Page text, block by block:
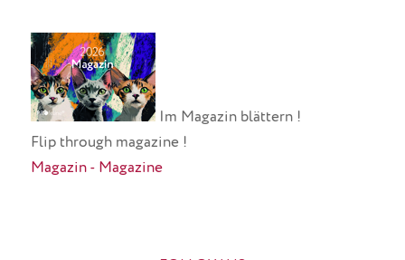
Im Magazin blättern !
Flip through magazine !
Magazin - Magazine